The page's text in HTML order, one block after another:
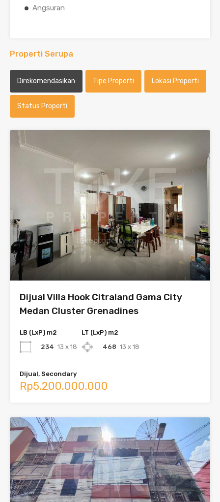
Angsuran
Properti Serupa
Direkomendasikan Tipe Properti Lokasi Properti
Status Properti
Dijual Villa Hook Citraland Gama City
Medan Cluster Grenadines
LB (LxP) m2
234 13 x 18
LT (LxP) m2
468 13 x 18
Dijual, Secondary
Rp5.200.000.000